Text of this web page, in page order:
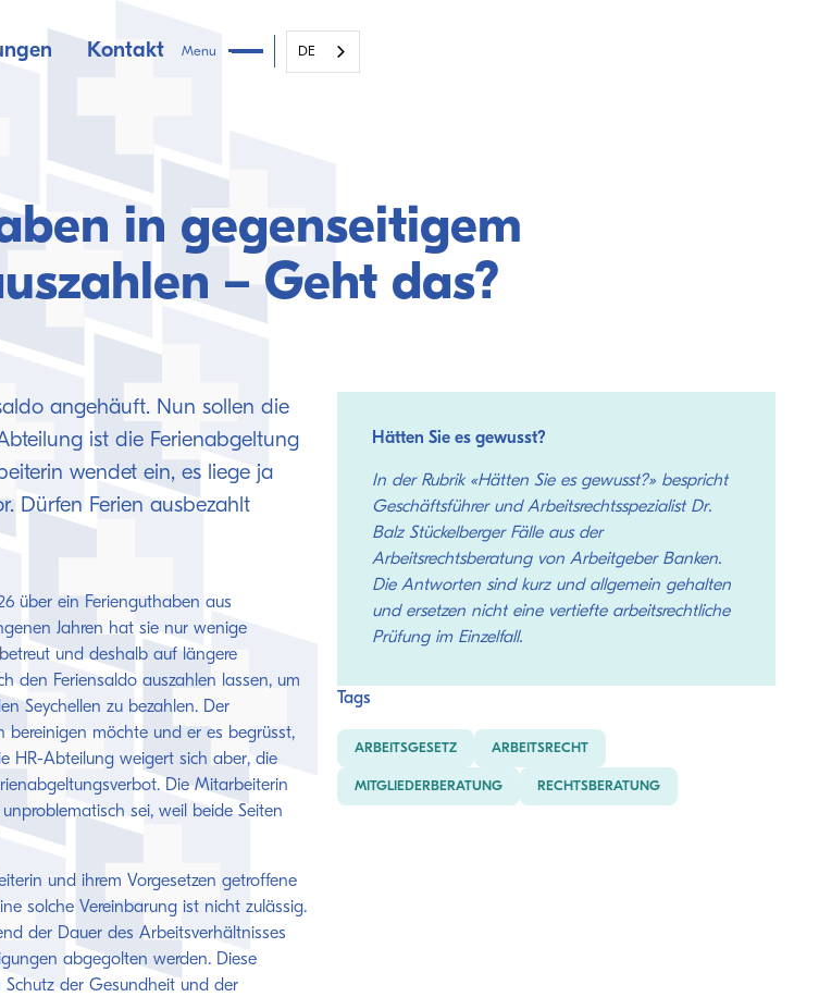
Kontakt Menu DE
in gegenseitigem
– Geht das?
angehäuft. Nun sollen die
ist die Ferienabgeltung
wendet ein, es liege ja
Dürfen Ferien ausbezahlt
über ein Ferienguthaben aus
Jahren hat sie nur wenige
und deshalb auf längere
den Feriensaldo auszahlen lassen, um
Seychellen zu bezahlen. Der
bereinigen möchte und er es begrüsst,
HR-Abteilung weigert sich aber, die
Die Mitarbeiterin
sei, weil beide Seiten
und ihrem Vorgesetzen getroffene
solche Vereinbarung ist nicht zulässig.
der Dauer des Arbeitsverhältnisses
abgegolten werden. Diese
der Gesundheit und der
Hätten Sie es gewusst?
In der Rubrik «Hätten Sie es gewusst?» bespricht
Geschäftsführer und Arbeitsrechtsspezialist Dr.
Balz Stückelberger Fälle aus der
Arbeitsrechtsberatung von Arbeitgeber Banken.
Die Antworten sind kurz und allgemein gehalten
und ersetzen nicht eine vertiefte arbeitsrechtliche
Prüfung im Einzelfall.
Tags
ARBEITSGESETZ ARBEITSRECHT
MITGLIEDERBERATUNG RECHTSBERATUNG